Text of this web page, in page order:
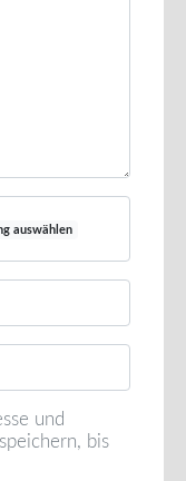
auswählen
und
bis